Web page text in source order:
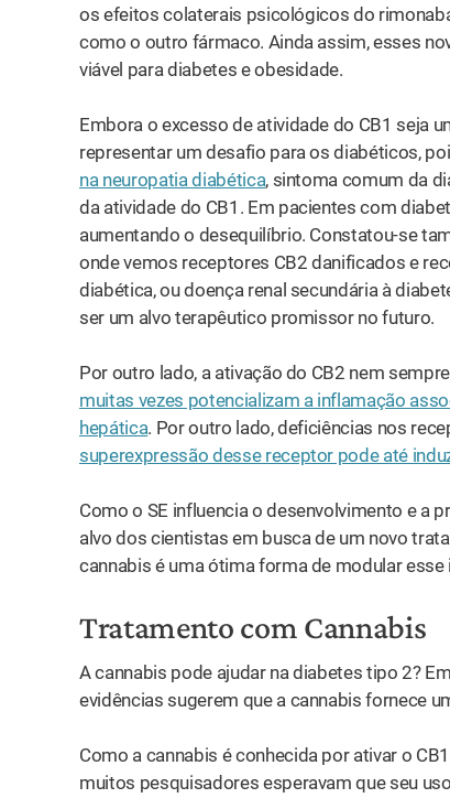
os efeitos colaterais psicológicos do
como o outro fármaco. Ainda assim, esses
viável para diabetes e obesidade.
Embora o excesso de atividade do CB1 seja
representar um desafio para os diabéticos,
na neuropatia diabética, sintoma comum da
da atividade do CB1. Em pacientes com
aumentando o desequilíbrio. Constatou-se
onde vemos receptores CB2 danificados e
diabética, ou doença renal secundária à
ser um alvo terapêutico promissor no futuro.
Por outro lado, a ativação do CB2 nem
muitas vezes potencializam a inflamação
hepática. Por outro lado, deficiências nos
superexpressão desse receptor pode até
Como o SE influencia o desenvolvimento e a
alvo dos cientistas em busca de um novo
cannabis é uma ótima forma de modular
Tratamento com Cannabis
A cannabis pode ajudar na diabetes tipo 2?
evidências sugerem que a cannabis fornece
Como a cannabis é conhecida por ativar o
muitos pesquisadores esperavam que seu